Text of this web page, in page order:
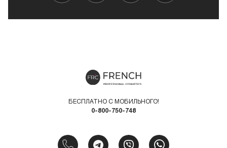
БЕСПЛАТНО С МОБИЛЬНОГО!
0-800-750-748